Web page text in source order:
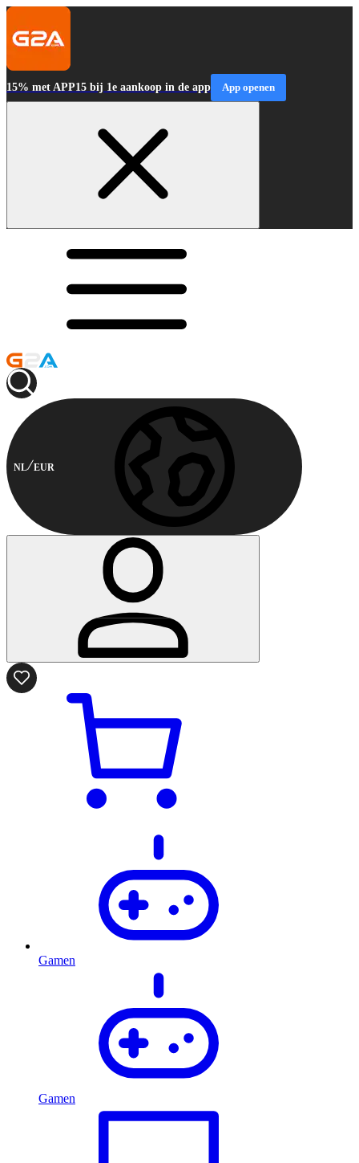
15% met APP15 bij 1e aankoop in de app App openen
NL EUR
Gamen
Gamen